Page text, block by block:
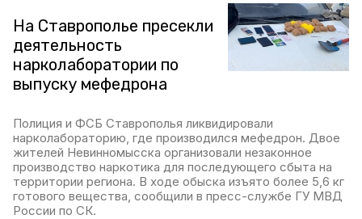
На Ставрополье пресекли
деятельность
нарколаборатории по
выпуску мефедрона
Полиция и ФСБ Ставрополья ликвидировали
нарколабораторию, где производился мефедрон. Двое
жителей Невинномысска организовали незаконное
производство наркотика для последующего сбыта на
территории региона. В ходе обыска изъято более 5,6 кг
готового вещества, сообщили в пресс-службе ГУ МВД
России по СК.